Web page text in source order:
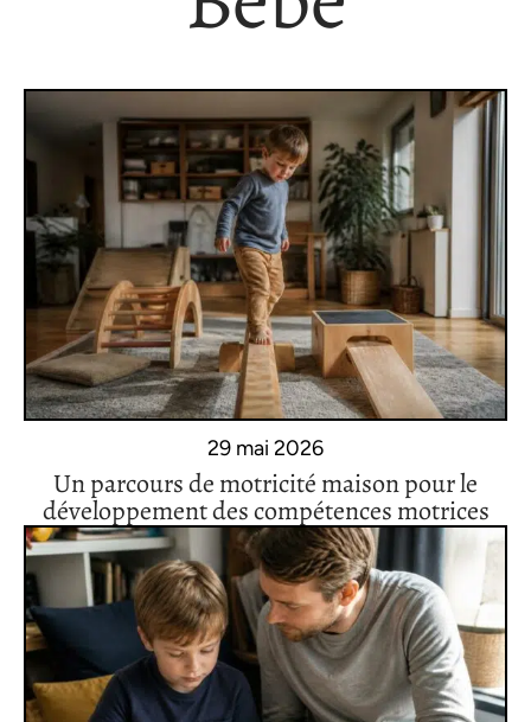
29 mai 2026
Un parcours de motricité maison pour le
développement des compétences motrices